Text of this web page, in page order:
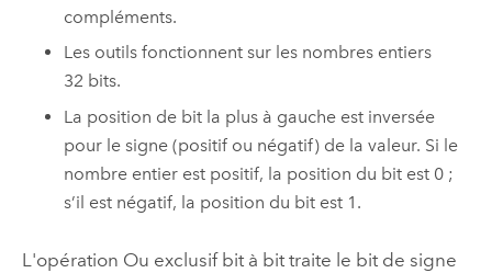
compléments.
Les outils fonctionnent sur les nombres entiers
32 bits.
La position de bit la plus à gauche est inversée
pour le signe (positif ou négatif) de la valeur. Si le
nombre entier est positif, la position du bit est 0 ;
s’il est négatif, la position du bit est 1.
L'opération Ou exclusif bit à bit traite le bit de signe